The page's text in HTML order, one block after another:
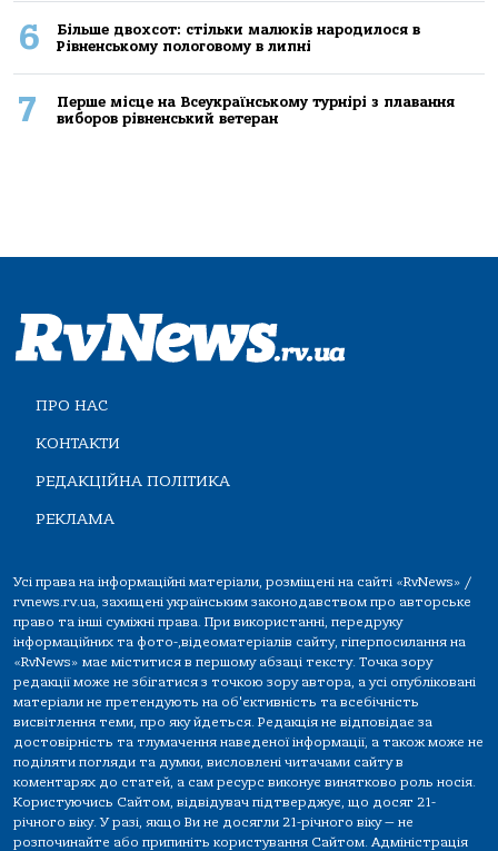
6
Більше двохсот: стільки малюків народилося в
Рівненському пологовому в липні
7
Перше місце на Всеукраїнському турнірі з плавання
виборов рівненський ветеран
ПРО НАС
КОНТАКТИ
РЕДАКЦІЙНА ПОЛІТИКА
РЕКЛАМА
Усі права на інформаційні матеріали, розміщені на сайті «RvNews» /
rvnews.rv.ua, захищені українським законодавством про авторське
право та інші суміжні права. При використанні, передруку
інформаційних та фото-,відеоматеріалів сайту, гіперпосилання на
«RvNews» має міститися в першому абзаці тексту. Точка зору
редакції може не збігатися з точкою зору автора, а усі опубліковані
матеріали не претендують на об'єктивність та всебічність
висвітлення теми, про яку йдеться. Редакція не відповідає за
достовірність та тлумачення наведеної інформації, а також може не
поділяти погляди та думки, висловлені читачами сайту в
коментарях до статей, а сам ресурс виконує винятково роль носія.
Користуючись Сайтом, відвідувач підтверджує, що досяг 21-
річного віку. У разі, якщо Ви не досягли 21-річного віку — не
розпочинайте або припиніть користування Сайтом. Адміністрація